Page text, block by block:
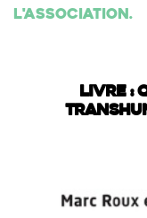
l'association.
LIVRE :